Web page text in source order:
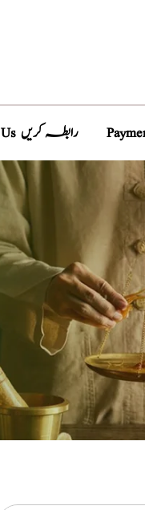
Contact Us رابطہ کریں